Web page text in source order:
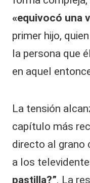
«equivocó una
primer hijo,
la persona que
en aquel
​La tensión
capítulo más
directo al grano
a los
pastilla?”. La